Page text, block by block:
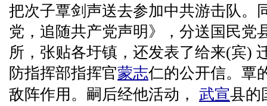
把次子覃剑声送去参加中共游击队。
党，追随共产党声明》，分送国民党
所，张贴各圩镇，还发表了给来(宾)
防指挥部指挥官蒙志仁的公开信。覃
敌阵作用。嗣后经他活动， 武宣县的